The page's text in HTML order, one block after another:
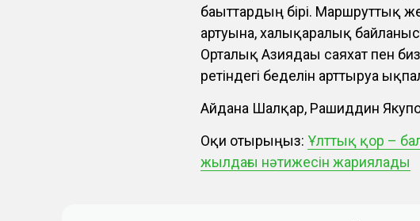
бағыттардың бірі. Маршруттық
артуына, халықаралық
Орталық Азиядағы саяхат пен
ретіндегі беделін арттыруға
Айдана Шалқар, Рашиддин
Оқи отырыңыз:Ұлттық қор –
жылдағы нәтижесін жариялады